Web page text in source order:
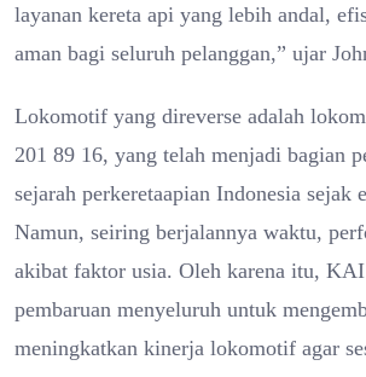
layanan kereta api yang lebih andal,
aman bagi seluruh pelanggan,” ujar
Lokomotif yang direverse adalah
201 89 16, yang telah menjadi bagian
sejarah perkeretaapian Indonesia sejak
Namun, seiring berjalannya waktu,
akibat faktor usia. Oleh karena itu,
pembaruan menyeluruh untuk
meningkatkan kinerja lokomotif agar